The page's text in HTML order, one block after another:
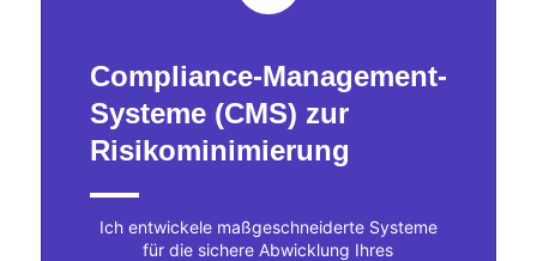
Compliance-Management-
Systeme (CMS) zur
Risikominimierung
Ich entwickele maßgeschneiderte Systeme
für die sichere Abwicklung Ihres